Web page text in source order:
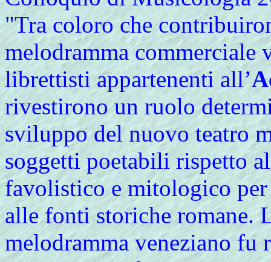
"Tra coloro che
melodramma commerciale
librettisti appartenenti all’
rivestirono un ruolo
sviluppo del nuovo teatro
soggetti poetabili rispetto
favolistico e mitologico per
alle fonti storiche romane.
melodramma veneziano